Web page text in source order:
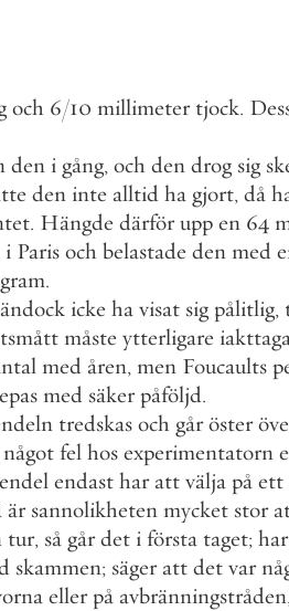
och 6/10 millimeter tjock.
den i gång, och den drog sig
den inte alltid ha gjort, då
. Hängde därför upp en 64
i Paris och belastade den med
.
ändock icke ha visat sig pålitlig,
måste ytterligare
med åren, men Foucaults
med säker påföljd.
tredskas och går öster
något fel hos experimentatorn
endast har att välja på ett
är sannolikheten mycket stor
tur, så går det i första taget; har
skammen; säger att det var
eller på avbränningstråden